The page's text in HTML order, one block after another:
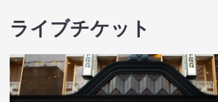
ライブチケット